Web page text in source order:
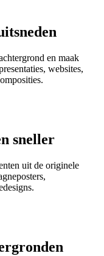
en maak
websites,
sneller
uit de originele